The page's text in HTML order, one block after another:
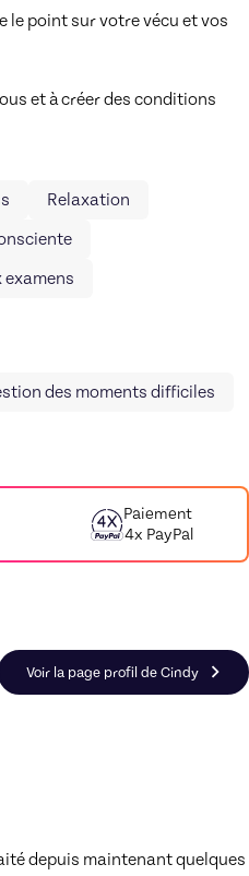
le point sur votre vécu et vos
et à créer des conditions
Relaxation
des moments difficiles
Paiement
4x PayPal
Voir la page profil de Cindy
depuis maintenant quelques